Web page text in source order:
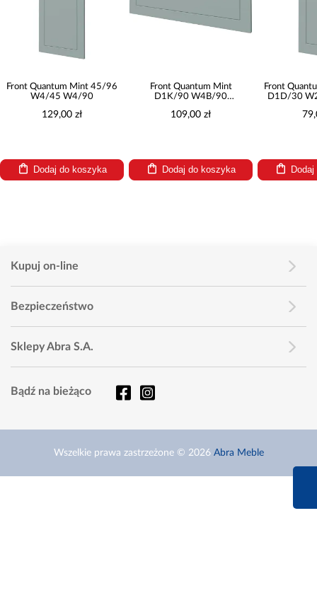
Front Quantum Mint 45/96
W4/45 W4/90
129,00 zł
Dodaj do koszyka
Front Quantum Mint
D1K/90 W4B/90
109,00 zł
Dodaj do koszyka
Front
D1D/30
Kupuj on-line
Bezpieczeństwo
Sklepy Abra S.A.
Bądź na bieżąco
Wszelkie prawa zastrzeżone © 2026 Abra Meble
660 627